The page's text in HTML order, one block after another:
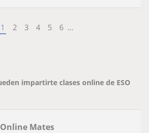
1 2 3 4 5 6 ...
impartirte clases online de ESO
Online Mates